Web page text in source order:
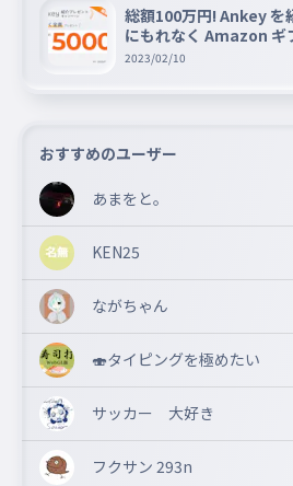
総額100万円! Ankey を
にもれなく Amazon ギ
ゼントキャンペーン!!
2023/02/10
おすすめのユーザー
あまをと。
KEN25
ながちゃん
🍣タイピングを極めたい
サッカー 大好き
フクサン 293n